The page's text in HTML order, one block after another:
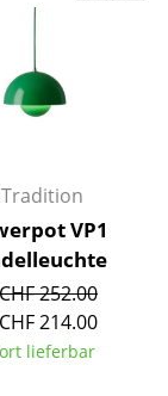
VP1
252.00
214.00
lieferbar